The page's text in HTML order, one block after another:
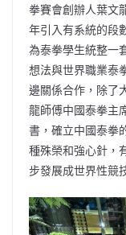
拳賽會創辦人葉文
年引入有系統的段
為泰拳學生統整一
想法與世界職業泰
邊關係合作，除了
龍師傅中國泰拳主
書，確立中國泰拳
種殊榮和強心針，
步發展成世界性競